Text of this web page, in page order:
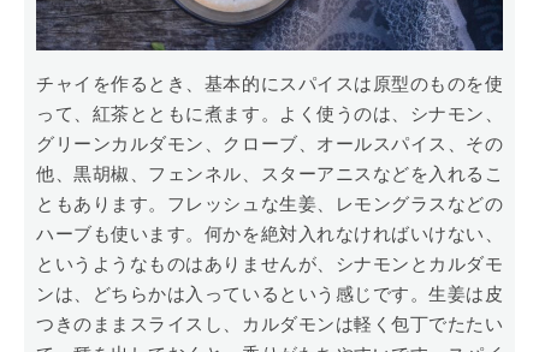
チャイを作るとき、基本的にスパイスは原型のものを使
って、紅茶とともに煮ます。よく使うのは、シナモン、
グリーンカルダモン、クローブ、オールスパイス、その
他、黒胡椒、フェンネル、スターアニスなどを入れるこ
ともあります。フレッシュな生姜、レモングラスなどの
ハーブも使います。何かを絶対入れなければいけない、
というようなものはありませんが、シナモンとカルダモ
ンは、どちらかは入っているという感じです。生姜は皮
つきのままスライスし、カルダモンは軽く包丁でたたい